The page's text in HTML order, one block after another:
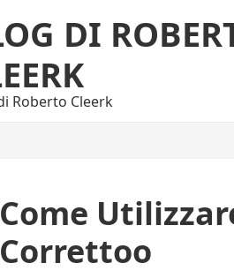
DI
Roberto Cleerk
Come
Correttoo